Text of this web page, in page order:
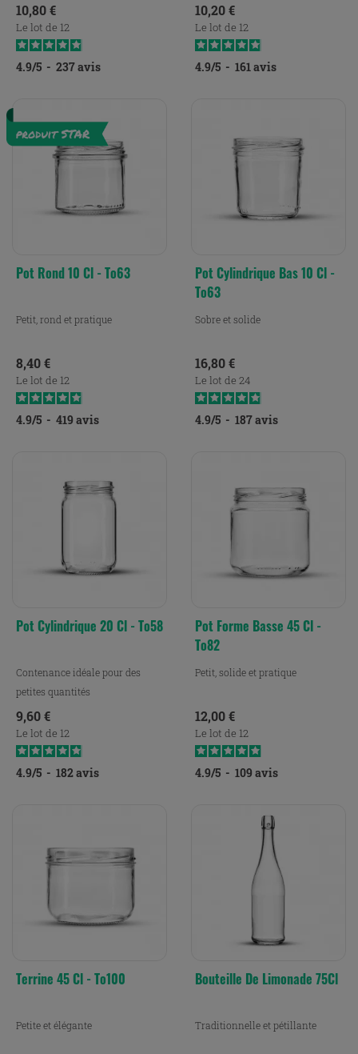
Prix
10,80 €
Le lot de 12
4.9/5 - 237avis
Prix
10,20 €
Le lot de 12
4.9/5 - 161avis
Pot Rond 10 Cl - To63
Petit, rond et pratique
Prix
8,40 €
Le lot de 12
4.9/5 - 419 avis
Pot Cylindrique Bas 10 Cl -
To63
Sobre et solide
Prix
16,80 €
Le lot de 24
4.9/5 - 187avis
Pot Cylindrique 20 Cl - To58
Contenance idéale pour des
petites quantités
Prix
9,60 €
Le lot de 12
4.9/5 - 182avis
Pot Forme Basse 45 Cl -
To82
Petit, solide et pratique
Prix
12,00 €
Le lot de 12
4.9/5 - 109 avis
Terrine 45 Cl - To100
Petite et élégante
Bouteille De Limonade 75Cl
Traditionnelle et pétillante